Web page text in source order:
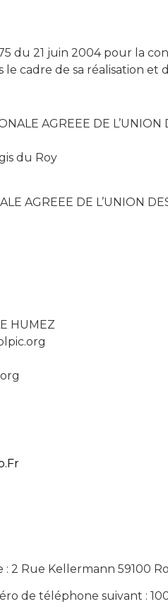
du 21 juin 2004 pour la
cadre de sa réalisation et
AGREEE DE
du Roy
AGREEE DE L’UNION
HUMEZ
: 2 Rue Kellermann 59100
de téléphone suivant :